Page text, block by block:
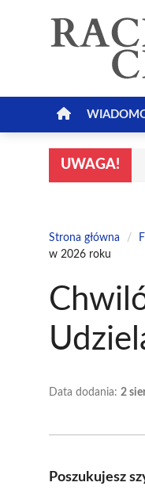
UWAGA!
Strona główna /
w 2026 roku
Data dodania: 2
Poszukujesz